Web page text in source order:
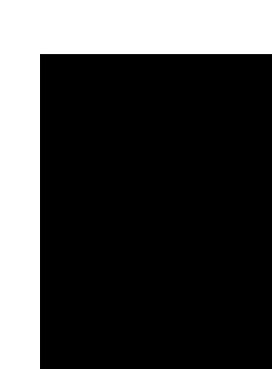
llegar, bienvenidos. Y a quienes lleváis tiempo